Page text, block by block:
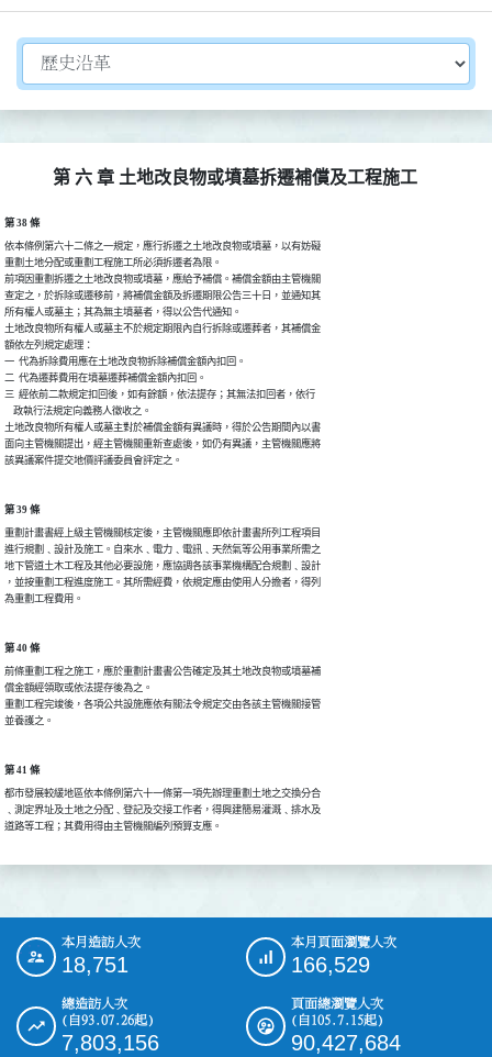
切換選擇法規資訊內容
第 六 章 土地改良物或墳墓拆遷補償及工程施工
第 38 條
依本條例第六十二條之一規定，應行拆遷之土地改良物或墳墓，以有妨礙
重劃土地分配或重劃工程施工所必須拆遷者為限。
前項因重劃拆遷之土地改良物或墳墓，應給予補償。補償金額由主管機關
查定之，於拆除或遷移前，將補償金額及拆遷期限公告三十日，並通知其
所有權人或墓主；其為無主墳墓者，得以公告代通知。
土地改良物所有權人或墓主不於規定期限內自行拆除或遷葬者，其補償金
額依左列規定處理：
一  代為拆除費用應在土地改良物拆除補償金額內扣回。
二  代為遷葬費用在墳墓遷葬補償金額內扣回。
三  經依前二款規定扣回後，如有餘額，依法提存；其無法扣回者，依行
    政執行法規定向義務人徵收之。
土地改良物所有權人或墓主對於補償金額有異議時，得於公告期間內以書
面向主管機關提出，經主管機關重新查處後，如仍有異議，主管機關應將
該異議案件提交地價評議委員會評定之。
第 39 條
重劃計畫書經上級主管機關核定後，主管機關應即依計畫書所列工程項目
進行規劃﹑設計及施工。自來水﹑電力﹑電訊﹑天然氣等公用事業所需之
地下管道土木工程及其他必要設施，應協調各該事業機構配合規劃﹑設計
，並按重劃工程進度施工。其所需經費，依規定應由使用人分擔者，得列
為重劃工程費用。
第 40 條
前條重劃工程之施工，應於重劃計畫書公告確定及其土地改良物或墳墓補
償金額經領取或依法提存後為之。
重劃工程完竣後，各項公共設施應依有關法令規定交由各該主管機關接管
並養護之。
第 41 條
都市發展較緩地區依本條例第六十一條第一項先辦理重劃土地之交換分合
﹑測定界址及土地之分配﹑登記及交接工作者，得興建簡易灌溉﹑排水及
道路等工程；其費用得由主管機關編列預算支應。
::: 本月造訪人次
18,751
本月頁面瀏覽人次
166,529
總造訪人次
(自93.07.26起)
7,803,156
頁面總瀏覽人次
(自105.7.15起)
90,427,684